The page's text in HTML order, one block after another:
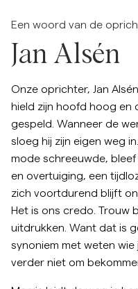
Een woord van de
Jan Alsén
Onze oprichter, Jan
hield zijn hoofd hoog en
gespeld. Wanneer de
sloeg hij zijn eigen weg
mode schreeuwde,
en overtuiging, een
zich voortdurend blijft
Het is ons credo. Trouw
uitdrukken. Want dat is
synoniem met weten
verder niet om